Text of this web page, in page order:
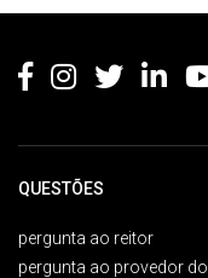
QUESTÕES
pergunta ao reitor
pergunta ao provedor do